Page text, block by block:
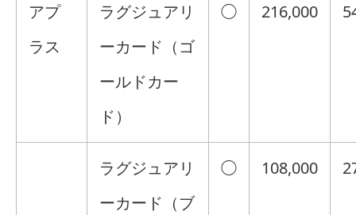
アプ
ラス
ラグジュアリ
ーカード（ゴ
ールドカー
ド）
◯ 216,000
ラグジュアリ
ーカード（ブ
◯ 108,000